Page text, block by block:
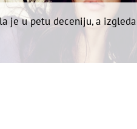
je u petu deceniju, a